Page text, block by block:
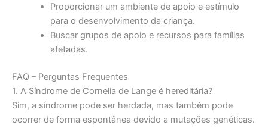
Proporcionar um ambiente de apoio e estímulo
para o desenvolvimento da criança.
Buscar grupos de apoio e recursos para famílias
afetadas.
FAQ – Perguntas Frequentes
1. A Síndrome de Cornelia de Lange é hereditária?
Sim, a síndrome pode ser herdada, mas também pode
ocorrer de forma espontânea devido a mutações genéticas.